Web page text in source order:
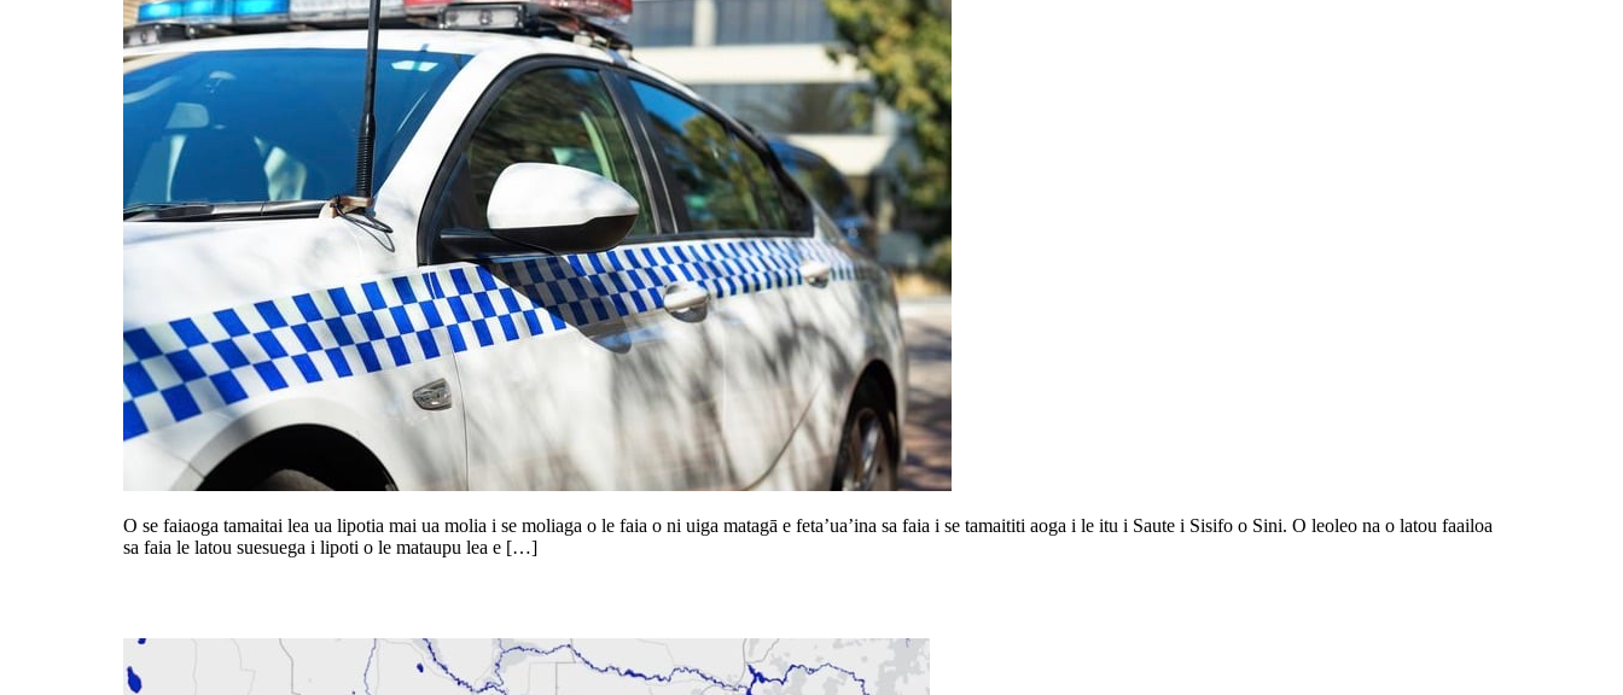
O se faiaoga tamaitai lea ua lipotia mai ua molia i se moliaga o le faia o ni uiga matagā e feta’ua’ina sa faia i se tamaititi aoga i le itu i Saute i Sisifo o Sini. O leoleo na o latou faailoa
sa faia le latou suesuega i lipoti o le mataupu lea e […]